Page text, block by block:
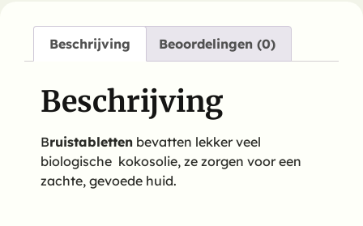
Beschrijving Beoordelingen (0)
Beschrijving
Bruistabletten bevatten lekker veel
biologische kokosolie, ze zorgen voor een
zachte, gevoede huid.